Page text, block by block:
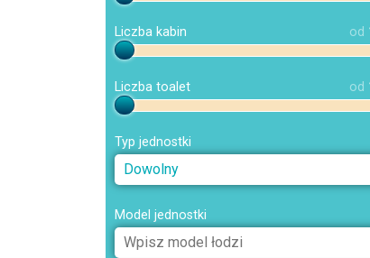
Liczba kabin od
Liczba toalet od
Typ jednostki
Dowolny
Model jednostki